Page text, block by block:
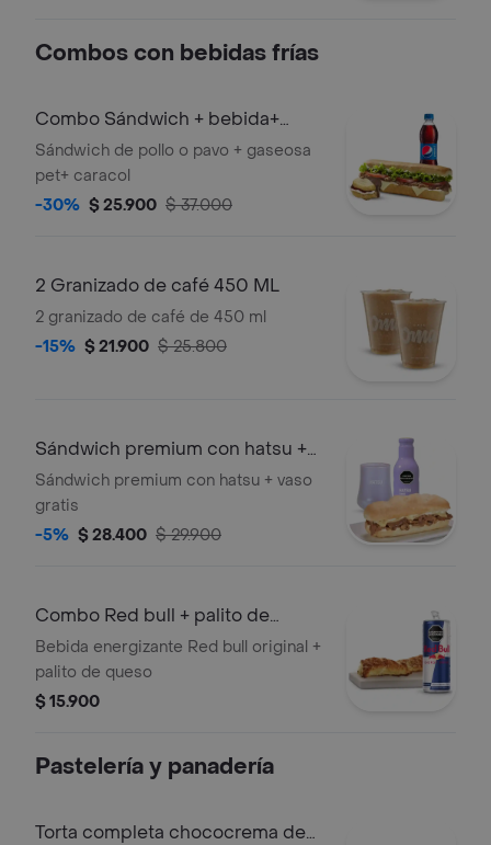
Combos con bebidas frías
Combo Sándwich + bebida+
postre
Sándwich de pollo o pavo + gaseosa
pet+ caracol
-30% $ 25.900 $ 37.000
2 Granizado de café 450 ML
2 granizado de café de 450 ml
-15% $ 21.900 $ 25.800
Sándwich premium con hatsu +
vaso gratis
Sándwich premium con hatsu + vaso
gratis
-5% $ 28.400 $ 29.900
Combo Red bull + palito de
queso
Bebida energizante Red bull original +
palito de queso
$ 15.900
Pastelería y panadería
Torta completa chococrema de